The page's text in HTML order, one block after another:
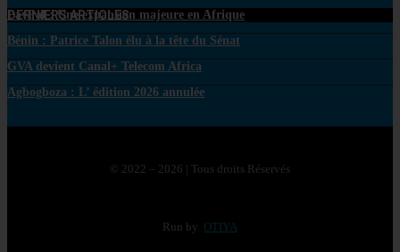
DERNIERS ARTICLES
PayPal : Une expansion majeure en Afrique
Bénin : Patrice Talon élu à la tête du Sénat
GVA devient Canal+ Telecom Africa
Agbogboza : L’ édition 2026 annulée
© 2022 – 2026 | Tous droits Réservés
Run by OTIYA